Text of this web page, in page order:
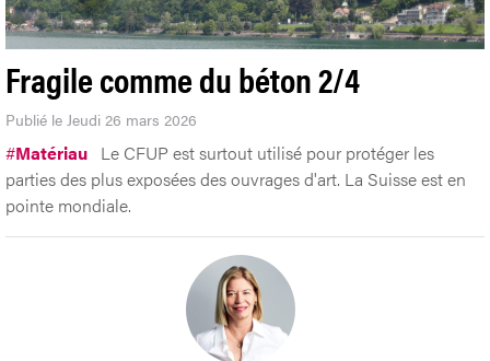
Fragile comme du béton 2/4
Publié le Jeudi 26 mars 2026
#Matériau Le CFUP est surtout utilisé pour protéger les
parties des plus exposées des ouvrages d'art. La Suisse est en
pointe mondiale.